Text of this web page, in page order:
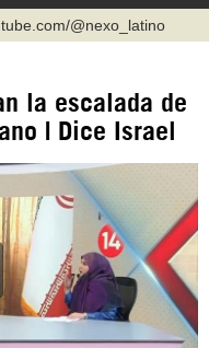
@nexo_latino
c/hispantv
hispan_tv
Nexolatino.Canal
la escalada de
| Dice Israel